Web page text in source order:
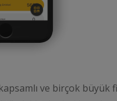
ve birçok büyük